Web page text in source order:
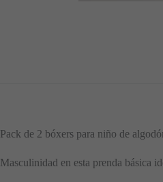
Pack de 2 bóxers para niño de
Masculinidad en esta prenda básica